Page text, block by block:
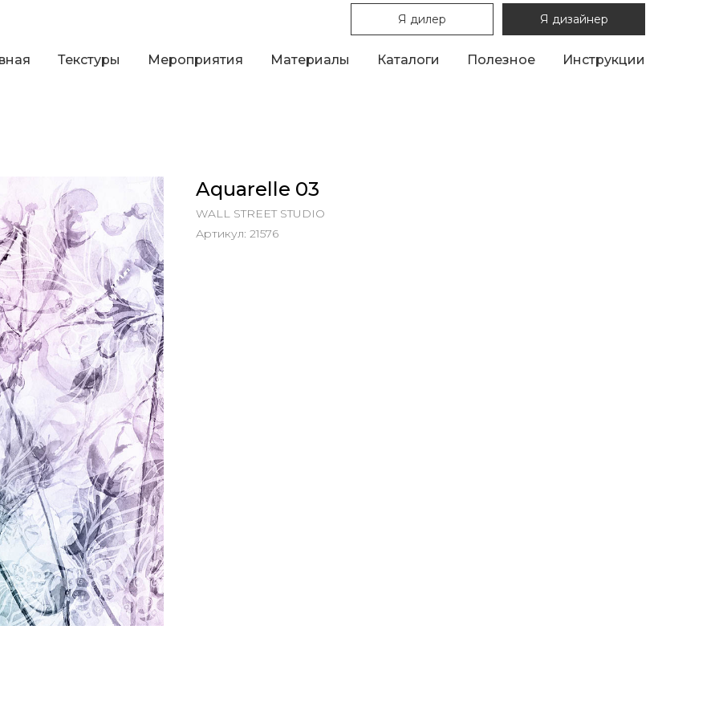
Я дилер Я дизайнер
Текстуры Мероприятия Материалы Каталоги Полезное Инструкции
Aquarelle 03
WALL STREET STUDIO
Артикул: 21576